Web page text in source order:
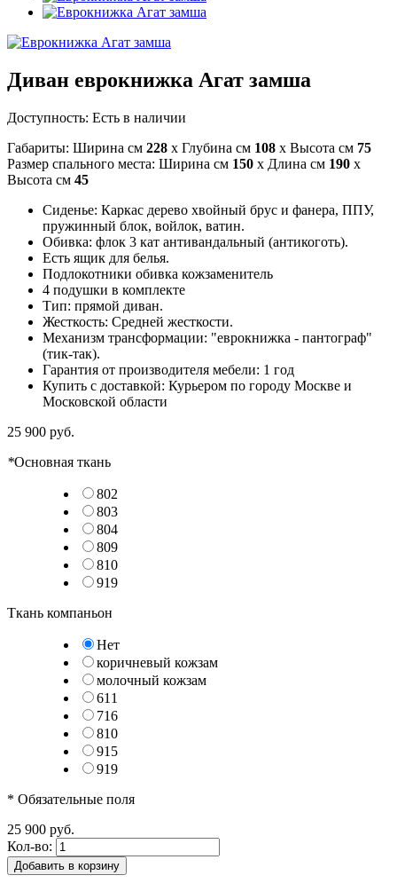
Диван еврокнижка Агат замша
Доступность: Есть в наличии
Габариты: Ширина см 228 x Глубина см 108 x Высота см 75
Размер спального места: Ширина см 150 x Длина см 190 x
Высота см 45
Сиденье: Каркас дерево хвойный брус и фанера, ППУ,
пружинный блок, войлок, ватин.
Обивка: флок 3 кат антивандальный (антикоготь).
Есть ящик для белья.
Подлокотники обивка кожзаменитель
4 подушки в комплекте
Тип: прямой диван.
Жесткость: Средней жесткости.
Механизм трансформации: "еврокнижка - пантограф"
(тик-так).
Гарантия от производителя мебели: 1 год
Купить с доставкой: Курьером по городу Москве и
Московской области
25 900 руб.
*Основная ткань
802
803
804
809
810
919
Ткань компаньон
Нет
коричневый кожзам
молочный кожзам
611
716
810
915
919
* Обязательные поля
25 900 руб.
Кол-во:
Добавить в корзину